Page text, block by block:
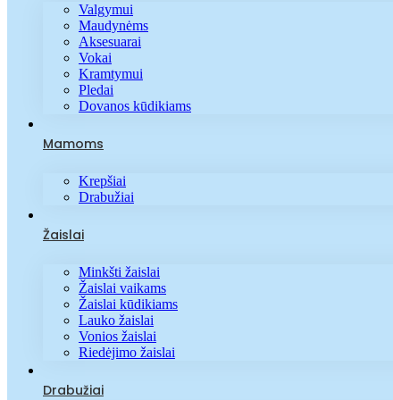
Valgymui
Maudynėms
Aksesuarai
Vokai
Kramtymui
Pledai
Dovanos kūdikiams
Mamoms
Krepšiai
Drabužiai
Žaislai
Minkšti žaislai
Žaislai vaikams
Žaislai kūdikiams
Lauko žaislai
Vonios žaislai
Riedėjimo žaislai
Drabužiai